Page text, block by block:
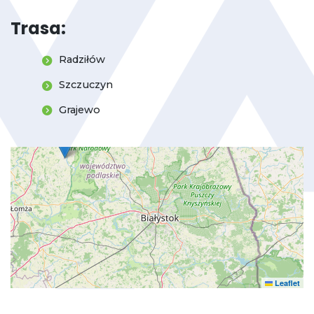
Trasa:
Radziłów
Szczuczyn
Grajewo
Leaflet